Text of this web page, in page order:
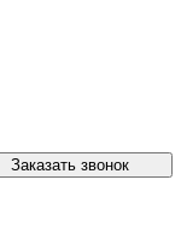
Заказать звонок